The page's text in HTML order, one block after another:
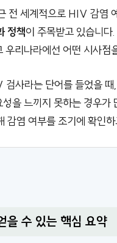
전 세계적으로 HIV 감염
정책이 주목받고 있습니
우리나라에선 어떤 시사
사라는 단어를 들었을
을 느끼지 못하는 경우
감염 여부를 조기에 확인
을 수 있는 핵심 요약